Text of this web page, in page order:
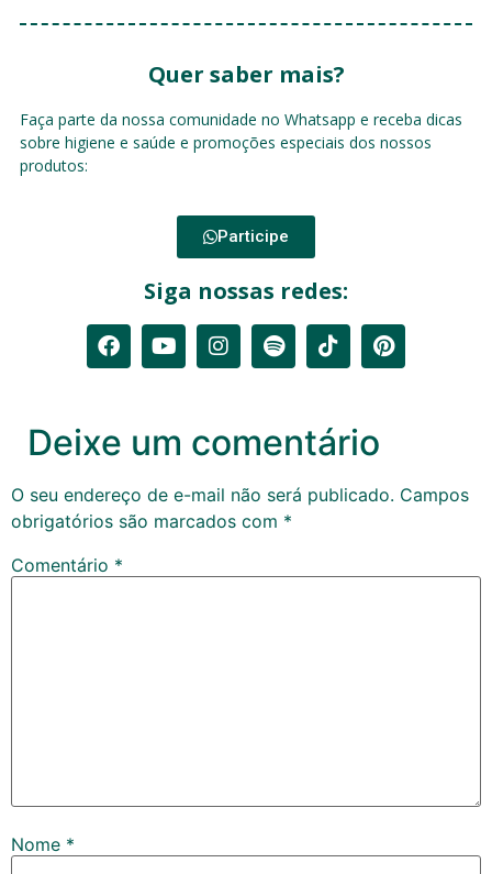
Quer saber mais?
Faça parte da nossa comunidade no Whatsapp e receba dicas
sobre higiene e saúde e promoções especiais dos nossos
produtos:
Participe
Siga nossas redes:
Deixe um comentário
O seu endereço de e-mail não será publicado. Campos
obrigatórios são marcados com *
Comentário *
Nome *